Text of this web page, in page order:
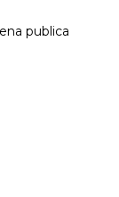
publica